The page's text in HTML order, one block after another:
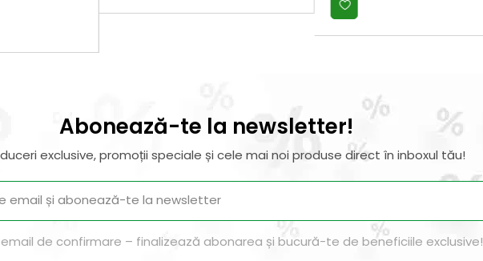
Abonează-te la newsletter!
exclusive, promoții speciale și cele mai noi produse direct în inboxul tău!
email de confirmare – finalizează abonarea și bucură-te de beneficiile exclusive!